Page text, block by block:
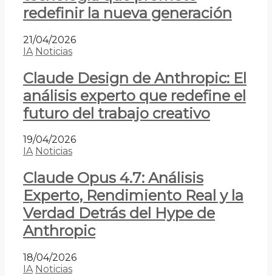
redefinir la nueva generación
21/04/2026
IA Noticias
Claude Design de Anthropic: El
análisis experto que redefine el
futuro del trabajo creativo
19/04/2026
IA Noticias
Claude Opus 4.7: Análisis
Experto, Rendimiento Real y la
Verdad Detrás del Hype de
Anthropic
18/04/2026
IA Noticias